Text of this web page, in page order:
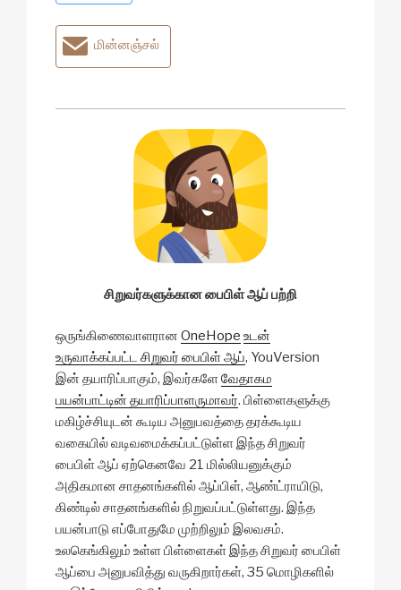
மின்னஞ்சல்
சிறுவர்களுக்கான பைபிள் ஆப் பற்றி
ஒருங்கிணைவாளரான OneHope உடன்
உருவாக்கப்பட்ட சிறுவர் பைபிள் ஆப், YouVersion
இன் தயாரிப்பாகும், இவர்களேவேதாகம
பயன்பாட்டின் தயாரிப்பாளருமாவர். பிள்ளைகளுக்கு
மகிழ்ச்சியுடன் கூடிய அனுபவத்தை தரக்கூடிய
வகையில் வடிவமைக்கப்பட்டுள்ள இந்த சிறுவர்
பைபிள் ஆப் ஏற்கெனவே 21 மில்லியனுக்கும்
அதிகமான சாதனங்களில் ஆப்பிள், ஆண்ட்ராயிடு,
கிண்டில் சாதனங்களில் நிறுவப்பட்டுள்ளது. இந்த
பயன்பாடு எப்போதுமே முற்றிலும் இலவசம்.
உலகெங்கிலும் உள்ள பிள்ளைகள் இந்த சிறுவர் பைபிள்
ஆப்பை அனுபவித்து வருகிறார்கள், 35 மொழிகளில்